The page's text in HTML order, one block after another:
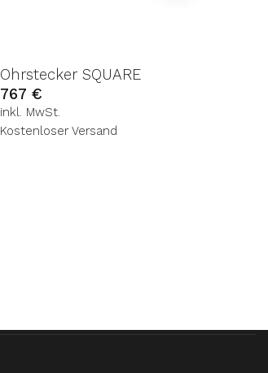
Ohrstecker SQUARE
767€
inkl. MwSt.
Kostenloser Versand